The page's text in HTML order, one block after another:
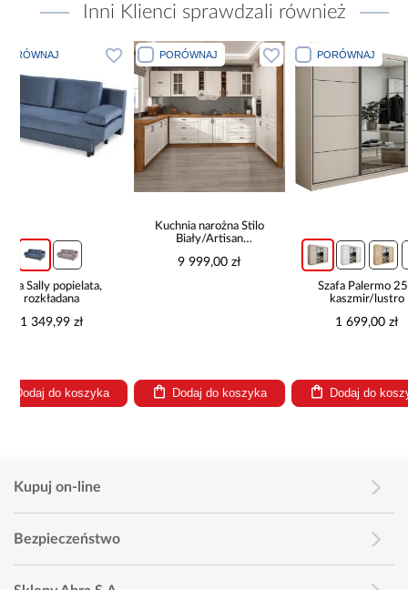
Inni Klienci sprawdzali również
PORÓWNAJ
Kuchnia narożna Stilo
Biały/Artisan
265x300x180 Cm
Dodaj do koszyka
PORÓWNAJ
+1
Dodaj do koszyka
2
Kupuj on-line
Bezpieczeństwo